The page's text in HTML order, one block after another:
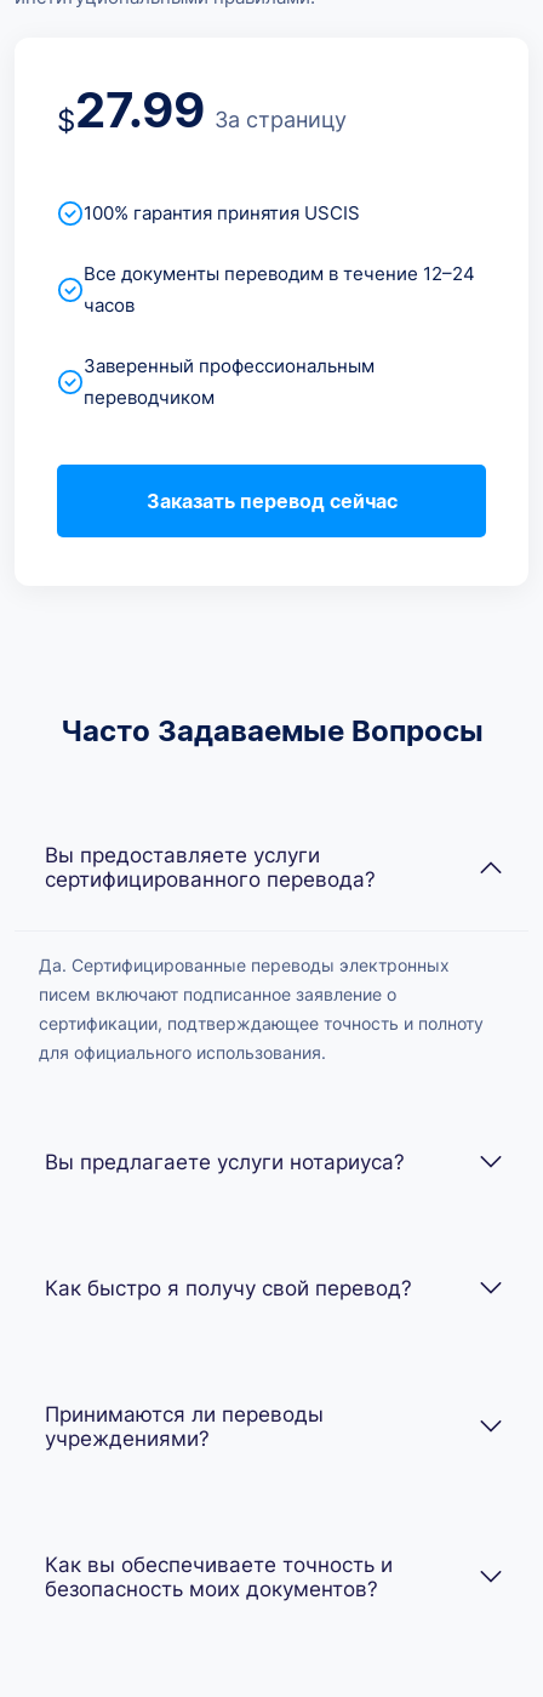
$27.99 За страницу
100% гарантия принятия USCIS
Все документы переводим в течение 12–24
часов
Заверенный профессиональным
переводчиком
Заказать перевод сейчас
Часто Задаваемые Вопросы
Вы предоставляете услуги
сертифицированного перевода?
Да. Сертифицированные переводы электронных
писем включают подписанное заявление о
сертификации, подтверждающее точность и полноту
для официального использования.
Вы предлагаете услуги нотариуса?
Как быстро я получу свой перевод?
Принимаются ли переводы
учреждениями?
Как вы обеспечиваете точность и
безопасность моих документов?